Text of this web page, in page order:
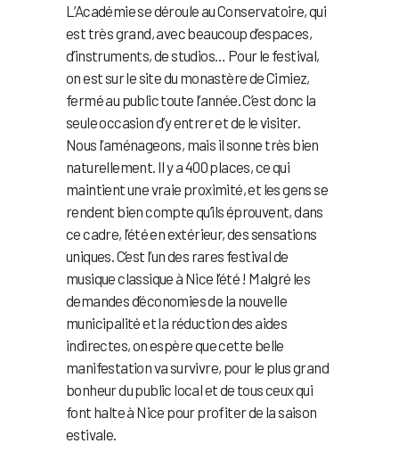
L’Académie se déroule au Conservatoire, qui
est très grand, avec beaucoup d’espaces,
d’instruments, de studios… Pour le festival,
on est sur le site du monastère de Cimiez,
fermé au public toute l’année. C’est donc la
seule occasion d’y entrer et de le visiter.
Nous l’aménageons, mais il sonne très bien
naturellement. Il y a 400 places, ce qui
maintient une vraie proximité, et les gens se
rendent bien compte qu’ils éprouvent, dans
ce cadre, l’été en extérieur, des sensations
uniques. C’est l’un des rares festival de
musique classique à Nice l’été ! Malgré les
demandes d’économies de la nouvelle
municipalité et la réduction des aides
indirectes, on espère que cette belle
manifestation va survivre, pour le plus grand
bonheur du public local et de tous ceux qui
font halte à Nice pour profiter de la saison
estivale.